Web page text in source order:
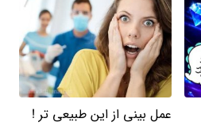
عمل بینی از این طبیعی تر !